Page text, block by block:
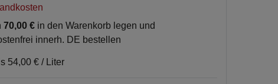
70,00 € in den Warenkorb legen und
innerh. DE bestellen
54,00 € / Liter